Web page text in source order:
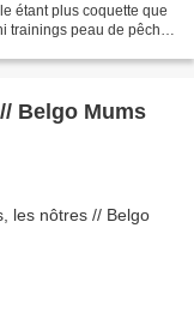
étant plus coquette que
trainings peau de pêche
Belgo Mums